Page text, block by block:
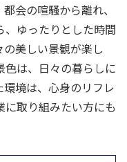
会の喧騒から離れ、
ゆったりとした時間
美しい景観が楽し
は、日々の暮らしに
境は、心身のリフレ
に取り組みたい方にも